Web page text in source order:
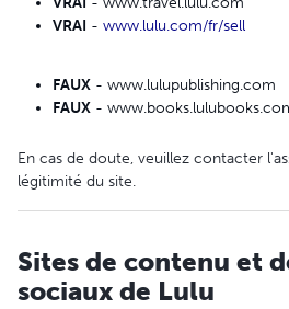
VRAI - www.lulu.com/fr/sell
FAUX - www.lulupublishing.com
FAUX -
En cas de doute, veuillez contacter
légitimité du site.
Sites de contenu et
sociaux de Lulu